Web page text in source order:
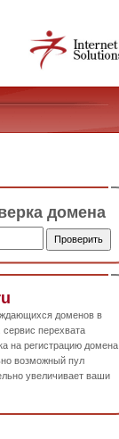
домена
доменов в
перехвата
на регистрацию домена
возможный пул
увеличивает ваши